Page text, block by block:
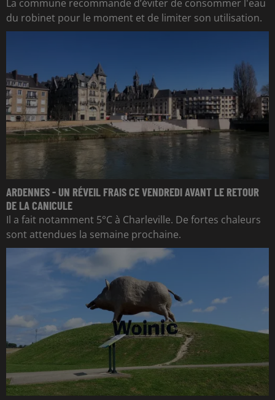
La commune recommande d’éviter de consommer l'eau
du robinet pour le moment et de limiter son utilisation.
ARDENNES - UN RÉVEIL FRAIS CE VENDREDI AVANT LE RETOUR
DE LA CANICULE
Il a fait notamment 5°C à Charleville. De fortes chaleurs
sont attendues la semaine prochaine.